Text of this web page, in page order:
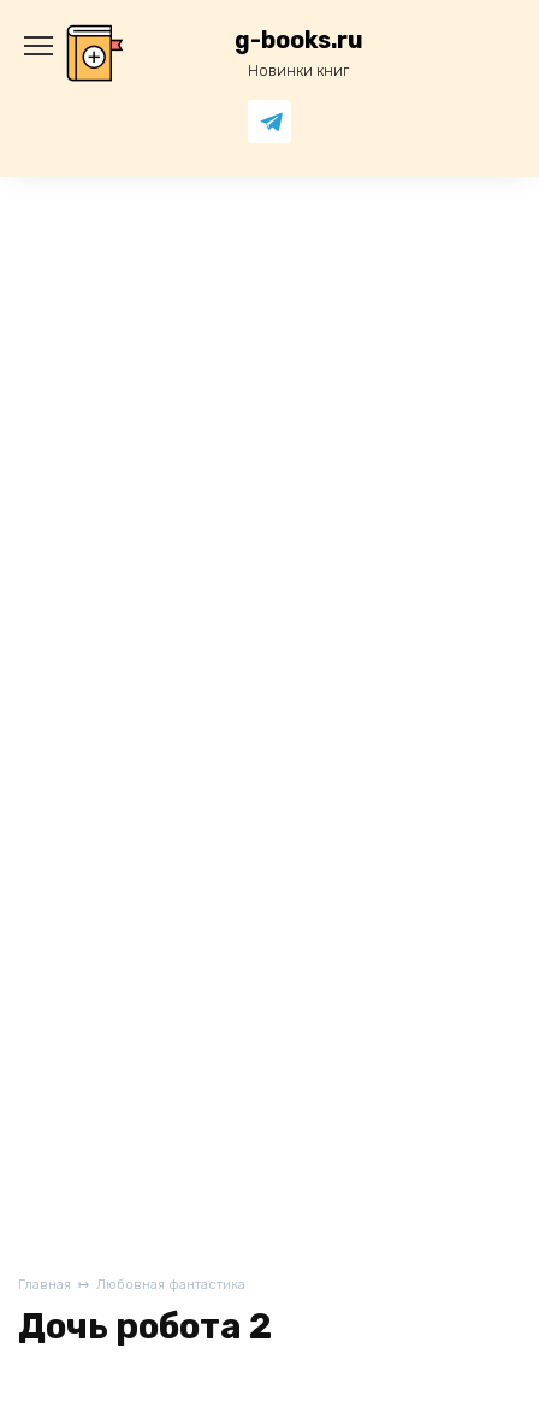
содержанию
g-books.ru
Новинки книг
Главная Любовная фантастика
Дочь робота 2